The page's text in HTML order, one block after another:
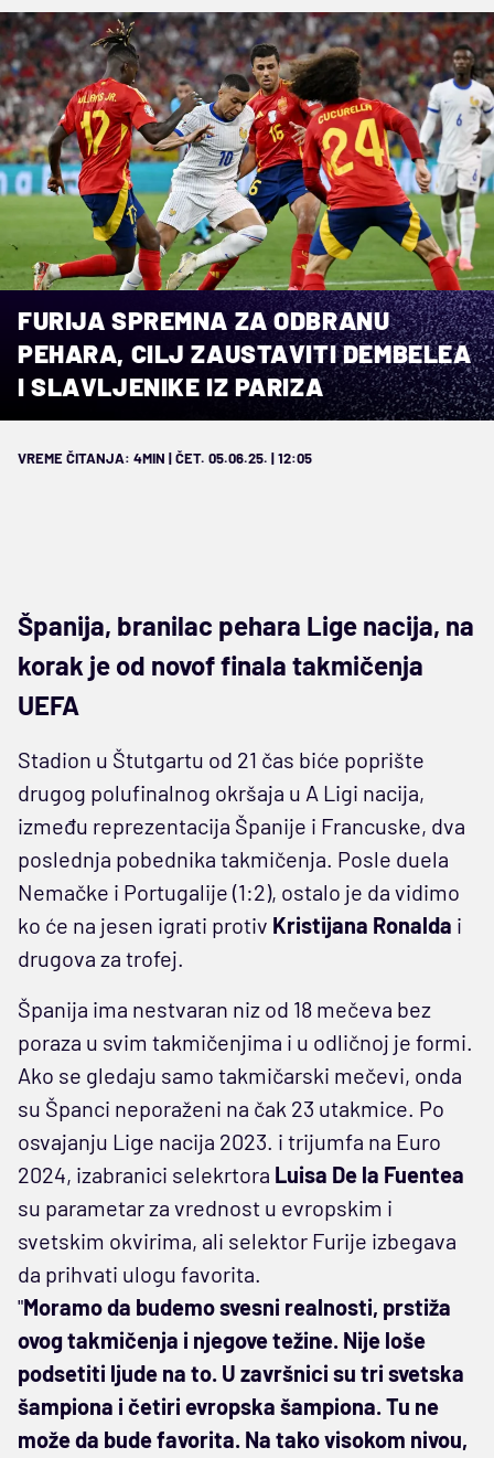
FURIJA SPREMNA ZA ODBRANU
PEHARA, CILJ ZAUSTAVITI DEMBELEA
I SLAVLJENIKE IZ PARIZA
VREME ČITANJA: 4MIN | ČET. 05.06.25. | 12:05
Španija, branilac pehara Lige nacija, na
korak je od novof finala takmičenja
UEFA
Stadion u Štutgartu od 21 čas biće poprište
drugog polufinalnog okršaja u A Ligi nacija,
između reprezentacija Španije i Francuske, dva
poslednja pobednika takmičenja. Posle duela
Nemačke i Portugalije (1:2), ostalo je da vidimo
ko će na jesen igrati protiv Kristijana Ronalda i
drugova za trofej.
Španija ima nestvaran niz od 18 mečeva bez
poraza u svim takmičenjima i u odličnoj je formi.
Ako se gledaju samo takmičarski mečevi, onda
su Španci neporaženi na čak 23 utakmice. Po
osvajanju Lige nacija 2023. i trijumfa na Euro
2024, izabranici selekrtora Luisa De la Fuentea
su parametar za vrednost u evropskim i
svetskim okvirima, ali selektor Furije izbegava
da prihvati ulogu favorita.
"Moramo da budemo svesni realnosti, prstiža
ovog takmičenja i njegove težine. Nije loše
podsetiti ljude na to. U završnici su tri svetska
šampiona i četiri evropska šampiona. Tu ne
može da bude favorita. Na tako visokom nivou,